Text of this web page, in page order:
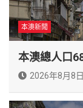
本澳新聞
本澳總人口
2026年8月8日